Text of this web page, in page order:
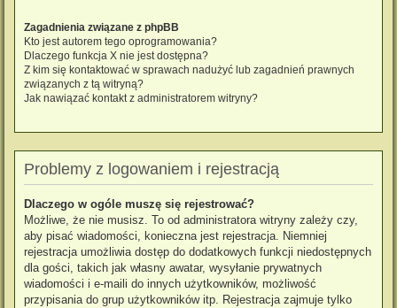
Zagadnienia związane z phpBB
Kto jest autorem tego oprogramowania?
Dlaczego funkcja X nie jest dostępna?
Z kim się kontaktować w sprawach nadużyć lub zagadnień prawnych
związanych z tą witryną?
Jak nawiązać kontakt z administratorem witryny?
Problemy z logowaniem i rejestracją
Dlaczego w ogóle muszę się rejestrować?
Możliwe, że nie musisz. To od administratora witryny zależy czy,
aby pisać wiadomości, konieczna jest rejestracja. Niemniej
rejestracja umożliwia dostęp do dodatkowych funkcji niedostępnych
dla gości, takich jak własny awatar, wysyłanie prywatnych
wiadomości i e-maili do innych użytkowników, możliwość
przypisania do grup użytkowników itp. Rejestracja zajmuje tylko